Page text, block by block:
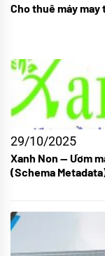
Cho thuê máy may
29/10/2025
Xanh Non — Ươm
(Schema